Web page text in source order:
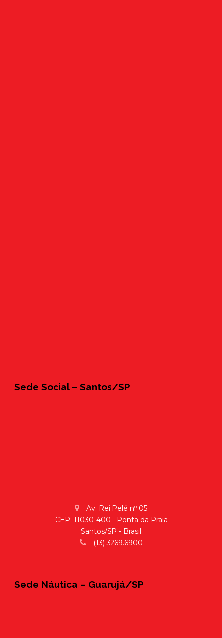
Sede Social – Santos/SP
Av. Rei Pelé nº 05
CEP: 11030-400 - Ponta da Praia
Santos/SP - Brasil
(13) 3269.6900
Sede Náutica – Guarujá/SP